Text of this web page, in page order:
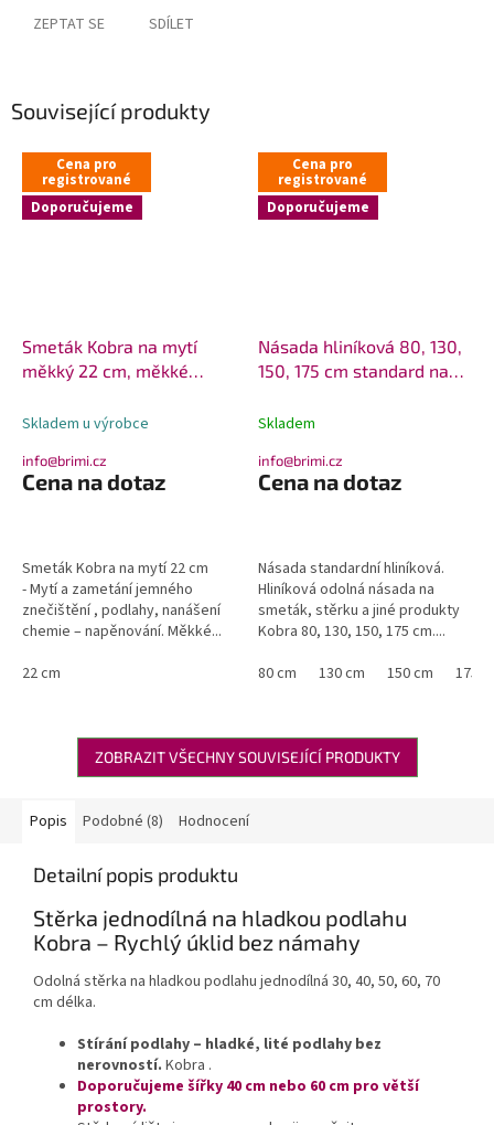
ZEPTAT SE SDÍLET
Související produkty
Cena pro
registrované
Doporučujeme
Smeták Kobra na mytí
měkký 22 cm, měkké
Skladem u výrobce
info@brimi.cz
Cena na dotaz
Smeták Kobra na mytí 22 cm
- Mytí a zametání jemného
znečištění , podlahy, nanášení
chemie – napěnování. Měkké...
22 cm
Cena pro
registrované
Doporučujeme
Násada hliníková 80, 130,
150, 175 cm standard na
Skladem
info@brimi.cz
Cena na dotaz
Násada standardní hliníková.
Hliníková odolná násada na
smeták, stěrku a jiné produkty
Kobra 80, 130, 150, 175 cm....
80 cm
130 cm 150 cm 175
ZOBRAZIT VŠECHNY SOUVISEJÍCÍ PRODUKTY
Popis Podobné (8) Hodnocení
Detailní popis produktu
Stěrka jednodílná na hladkou podlahu
Kobra – Rychlý úklid bez námahy
Odolná stěrka na hladkou podlahu jednodílná 30, 40, 50, 60, 70
cm délka.
Stírání podlahy – hladké, lité podlahy bez
nerovností. Kobra .
Doporučujeme šířky 40 cm nebo 60 cm pro větší
prostory.